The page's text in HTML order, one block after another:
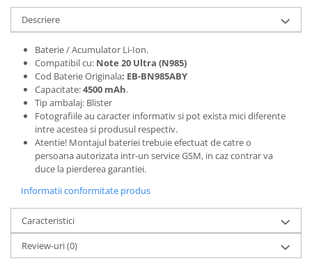
Samsung
Xiaomi
Oppo / Realme
Motorola
Huawei / Honor
Incarcatoare
Incarcatoare Retea
Incarcatoare Auto
Cabluri de date / Audio
Componente Gsm
Iphone
Samsung
Huawei / Honor
Descriere
Baterie / Acumulator Li-Ion.
Compatibil cu: Note 20 Ultra (N985)
Cod Baterie Originala: EB-BN985ABY
Capacitate:4500 mAh.
Tip ambalaj: Blister
Fotografiile au caracter informativ si pot exista mici diferente
intre acestea si produsul respectiv.
Atentie! Montajul bateriei trebuie efectuat de catre o
persoana autorizata intr-un service GSM, in caz contrar va
duce la pierderea garantiei.
Informatii conformitate produs
Caracteristici
Review-uri(0)